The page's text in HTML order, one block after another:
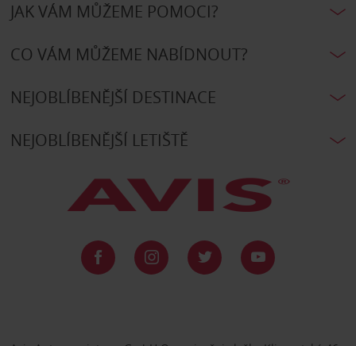
JAK VÁM MŮŽEME POMOCI?
CO VÁM MŮŽEME NABÍDNOUT?
NEJOBLÍBENĚJŠÍ DESTINACE
NEJOBLÍBENĚJŠÍ LETIŠTĚ